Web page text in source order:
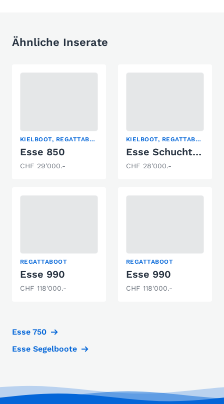
Ähnliche Inserate
KIELBOOT, REGATTABOOT
Esse 850
CHF 29'000.-
KIELBOOT, REGATTABOOT, SEGELYACHT
Esse Schuchter Esse 850
CHF 28'000.-
REGATTABOOT
Esse 990
CHF 118'000.-
REGATTABOOT
Esse 990
CHF 118'000.-
Esse 750
Esse Segelboote